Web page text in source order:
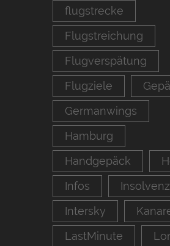
flugstrecke
Flugstreichung
Flugverspätung
Flugziele
Germanwings
Hamburg
Handgepäck
Infos
Insolvenz
Intersky
LastMinute